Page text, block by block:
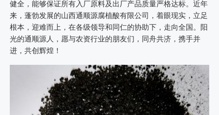
健全，能够保证所有入厂原料及出厂产品质量严格达标。近年
来，蓬勃发展的山西通顺源腐植酸有限公司，着眼现实，立足
根本，迎难而上，在各级领导和同仁的协助下，走向全国。阳
光的通顺源人，愿与农资行业的朋友们，同舟共济，携手并
进，共创辉煌！